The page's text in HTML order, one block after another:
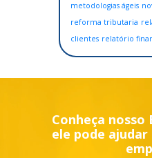
metodologias ágeis
reforma tributaria
clientes relatório
Conheça nosso
ele pode